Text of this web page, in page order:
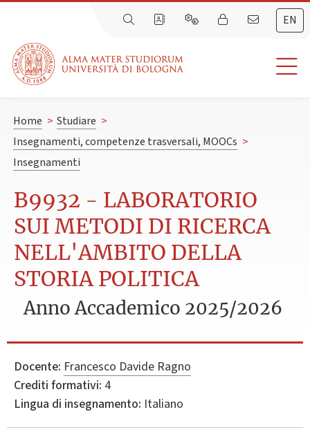
EN
Home > Studiare >
Insegnamenti, competenze trasversali, MOOCs >
Insegnamenti
B9932 - LABORATORIO
SUI METODI DI RICERCA
NELL'AMBITO DELLA
STORIA POLITICA
Anno Accademico 2025/2026
Docente: Francesco Davide Ragno
Crediti formativi: 4
Lingua di insegnamento: Italiano